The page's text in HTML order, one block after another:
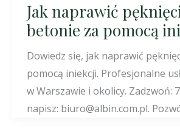
Jak naprawić
betonie za pomocą
Dowiedz się, jak naprawić
pomocą iniekcji. Profesjonalne
w Warszawie i okolicy. Zadzwoń:
napisz: biuro@albin.com.pl.